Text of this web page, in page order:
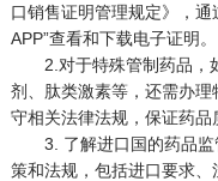
口销售证明管理规定》，
APP”查看和下载电子证明。
2.对于特殊管制药品，如
剂、肽类激素等，还需办
守相关法律法规，保证药品
3. 了解进口国的药品监
策和法规，包括进口要求